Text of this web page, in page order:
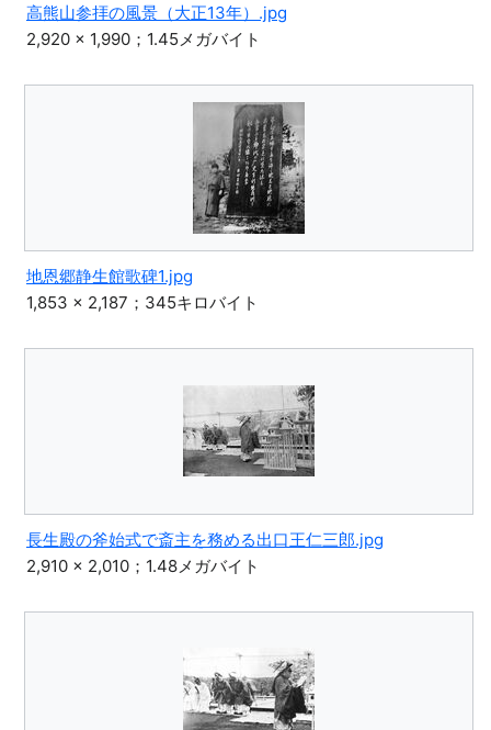
高熊山参拝の風景（大正13年）.jpg
2,920 × 1,990；1.45メガバイト
地恩郷静生館歌碑1.jpg
1,853 × 2,187；345キロバイト
長生殿の斧始式で斎主を務める出口王仁三郎.jpg
2,910 × 2,010；1.48メガバイト